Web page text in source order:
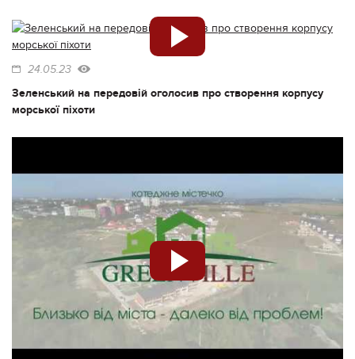
24.05.23
Зеленський на передовій оголосив про створення корпусу
морської піхоти